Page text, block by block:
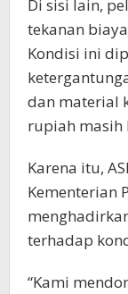
Di sisi lain,
tekanan
Kondisi ini
dan material
rupiah masih
Karena itu,
Kementerian
terhadap
“Kami